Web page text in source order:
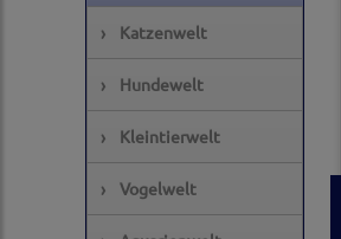
› Katzenwelt
› Hundewelt
› Kleintierwelt
› Vogelwelt